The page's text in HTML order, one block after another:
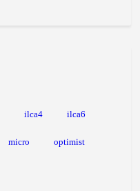
ilca4 ilca6
micro optimist